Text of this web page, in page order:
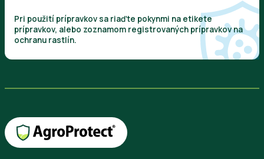
Pri použití prípravkov sa riaďte pokynmi na etikete
prípravkov, alebo zoznamom registrovaných prípravkov na
ochranu rastlín.